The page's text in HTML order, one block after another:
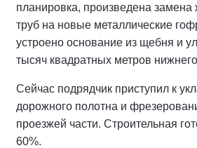
планировка, произведена замена
труб на новые металлические
устроено основание из щебня и
тысяч квадратных метров
Сейчас подрядчик приступил к
дорожного полотна и
проезжей части. Строительная
60%.